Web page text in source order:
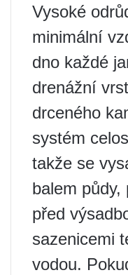
Vysoké
minimální
dno každé
drenážní
drceného
systém
takže se
balem
před
sazenicemi
vodou.